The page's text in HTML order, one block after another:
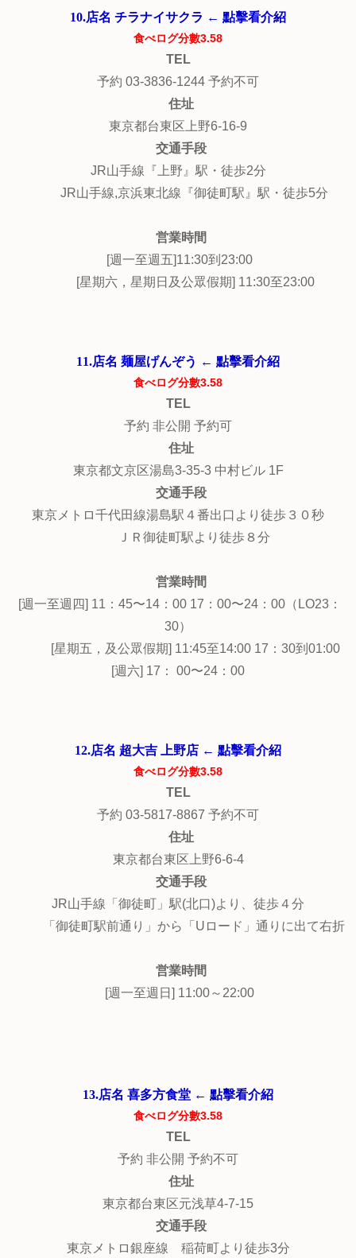
10.店名 チラナイサクラ ← 點擊看介紹
食べログ分數3.58
TEL
予約 03-3836-1244 予約不可
住址
東京都台東区上野6-16-9
交通手段
JR山手線『上野』駅・徒歩2分
JR山手線,京浜東北線『御徒町駅』駅・徒歩5分
営業時間
[週一至週五]11:30到23:00
[星期六，星期日及公眾假期] 11:30至23:00
11.店名 麺屋げんぞう ← 點擊看介紹
食べログ分數3.58
TEL
予約 非公開 予約可
住址
東京都文京区湯島3-35-3 中村ビル 1F
交通手段
東京メトロ千代田線湯島駅４番出口より徒歩３０秒
ＪＲ御徒町駅より徒歩８分
営業時間
[週一至週四] 11：45〜14：00 17：00〜24：00（LO23：
30）
[星期五，及公眾假期] 11:45至14:00 17：30到01:00
[週六] 17： 00〜24：00
12.店名 超大吉 上野店 ← 點擊看介紹
食べログ分數3.58
TEL
予約 03-5817-8867 予約不可
住址
東京都台東区上野6-6-4
交通手段
JR山手線「御徒町」駅(北口)より、徒歩４分
「御徒町駅前通り」から「Uロード」通りに出て右折
営業時間
[週一至週日] 11:00～22:00
13.店名 喜多方食堂 ← 點擊看介紹
食べログ分數3.58
TEL
予約 非公開 予約不可
住址
東京都台東区元浅草4-7-15
交通手段
東京メトロ銀座線 稲荷町より徒歩3分